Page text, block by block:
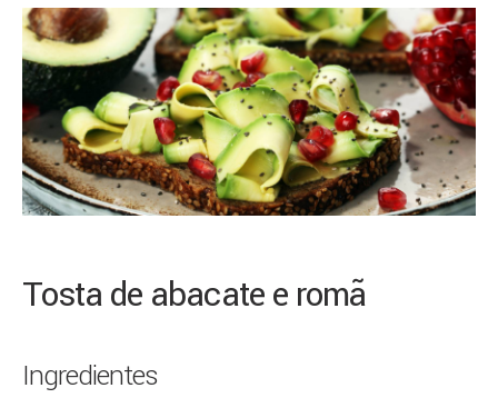
Tosta de abacate e romã
Ingredientes